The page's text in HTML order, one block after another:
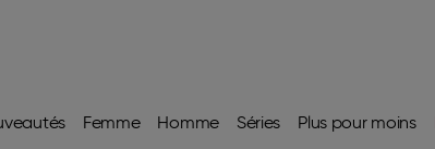
Femme Homme Séries Plus pour moins